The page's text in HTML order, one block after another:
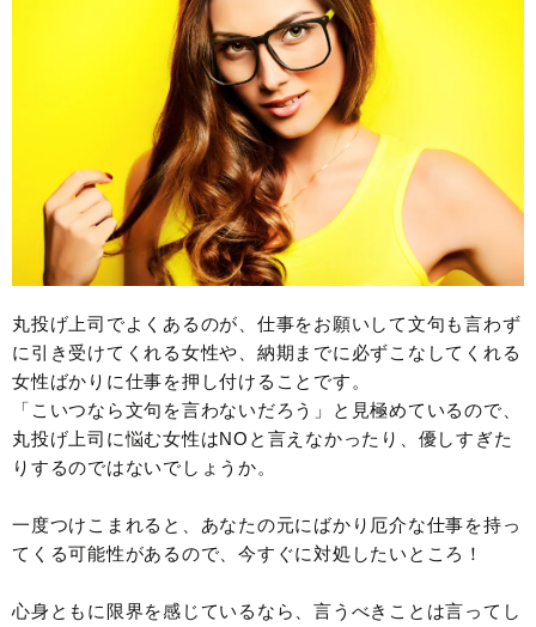
丸投げ上司でよくあるのが、仕事をお願いして文句も言わず
に引き受けてくれる女性や、納期までに必ずこなしてくれる
女性ばかりに仕事を押し付けることです。
「こいつなら文句を言わないだろう」と見極めているので、
丸投げ上司に悩む女性はNOと言えなかったり、優しすぎた
りするのではないでしょうか。
一度つけこまれると、あなたの元にばかり厄介な仕事を持っ
てくる可能性があるので、今すぐに対処したいところ！
心身ともに限界を感じているなら、言うべきことは言ってし